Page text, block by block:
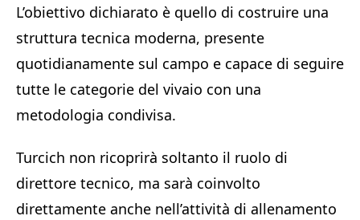
L’obiettivo dichiarato è quello di costruire una
struttura tecnica moderna, presente
quotidianamente sul campo e capace di seguire
tutte le categorie del vivaio con una
metodologia condivisa.
Turcich non ricoprirà soltanto il ruolo di
direttore tecnico, ma sarà coinvolto
direttamente anche nell’attività di allenamento